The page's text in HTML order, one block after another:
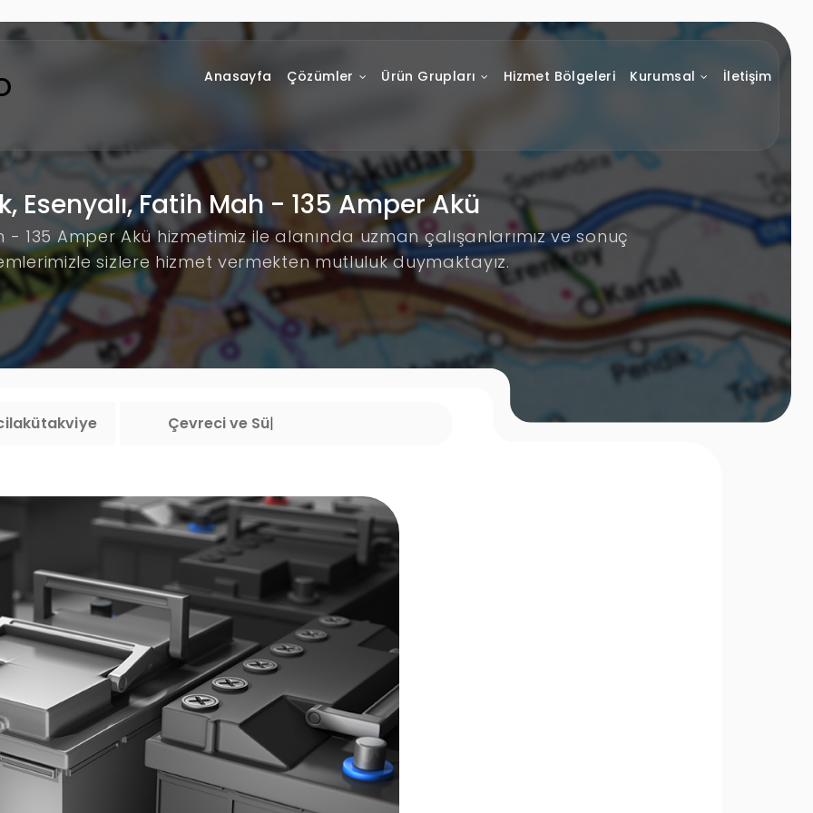
Anasayfa Çözümler Ürün Grupları Hizmet Bölgeleri Kurumsal İletişim
Esenyalı, Fatih Mah - 135 Amper Akü
- 135 Amper Akü hizmetimiz ile alanında uzman çalışanlarımız ve sonuç
sizlere hizmet vermekten mutluluk duymaktayız.
Teknoloji ve İnovasyon